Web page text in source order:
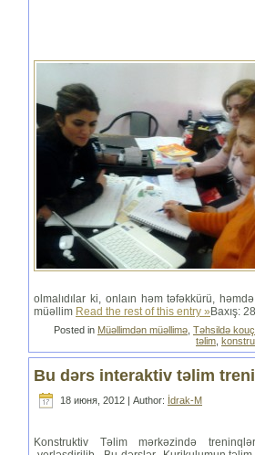
olmalıdılar ki, onlaın həm təfəkkürü,
müəllim Read the rest of this entry » Baxış:
Posted in Müəllimdən müəllimə Təhsildə
təlim
Bu dərs interaktiv təlim
18 июня, 2012 | Author: İdrak-M
Konstruktiv Təlim mərkəzində